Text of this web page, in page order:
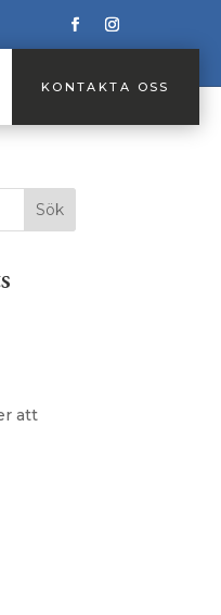
KONTAKTA OSS
KONTAKTA OSS
Sök
att